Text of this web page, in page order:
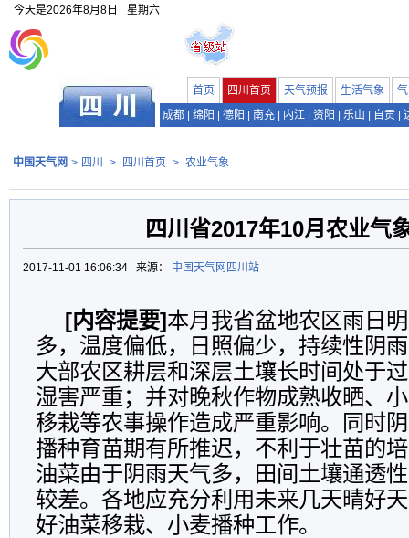
今天是2026年8月8日 星期六
首页 四川首页 天气预报 生活气象
成都
绵阳 德阳 南充 内江 资阳 乐山 自贡
中国天气网 > 四川 > 四川首页 > 农业气象
四川省2017年10月农业气
2017-11-01 16:06:34 来源： 中国天气网四川站
[内容提要]本月我省盆地农区雨日
多，温度偏低，日照偏少，持续性阴
大部农区耕层和深层土壤长时间处于
湿害严重；并对晚秋作物成熟收晒、
移栽等农事操作造成严重影响。同时
播种育苗期有所推迟，不利于壮苗的
油菜由于阴雨天气多，田间土壤通透
较差。各地应充分利用未来几天晴好
好油菜移栽、小麦播种工作。